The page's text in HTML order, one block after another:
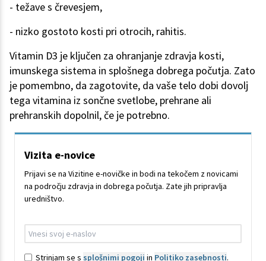
- težave s črevesjem,
- nizko gostoto kosti pri otrocih, rahitis.
Vitamin D3 je ključen za ohranjanje zdravja kosti,
imunskega sistema in splošnega dobrega počutja. Zato
je pomembno, da zagotovite, da vaše telo dobi dovolj
tega vitamina iz sončne svetlobe, prehrane ali
prehranskih dopolnil, če je potrebno.
Vizita e-novice
Prijavi se na Vizitine e-novičke in bodi na tekočem z novicami
na področju zdravja in dobrega počutja. Zate jih pripravlja
uredništvo.
Strinjam se s splošnimi pogoji in Politiko zasebnosti.